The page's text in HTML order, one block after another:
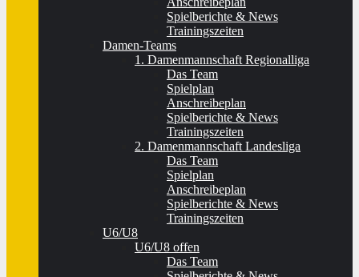
Spielberichte & News
Trainingszeiten
Damen-Teams
1. Damenmannschaft Regionalliga
Das Team
Spielplan
Anschreibeplan
Spielberichte & News
Trainingszeiten
2. Damenmannschaft Landesliga
Das Team
Spielplan
Anschreibeplan
Spielberichte & News
Trainingszeiten
U6/U8
U6/U8 offen
Das Team